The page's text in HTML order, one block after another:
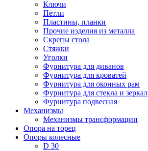
Ключи
Петли
Пластины, планки
Прочие изделия из металла
Скрепы стола
Стяжки
Уголки
Фурнитура для диванов
Фурнитура для кроватей
Фурнитура для оконных рам
Фурнитура для стекла и зеркал
Фурнитура подвесная
Механизмы
Механизмы трансформации
Опора на торец
Опоры колесные
D 30